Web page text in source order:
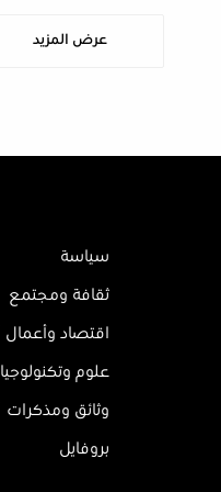
عرض المزيد
سياسة
ثقافة ومجتمع
اقتصاد وأعمال
علوم وتكنولوجيا
وثائق ومذكرات
بروفايل